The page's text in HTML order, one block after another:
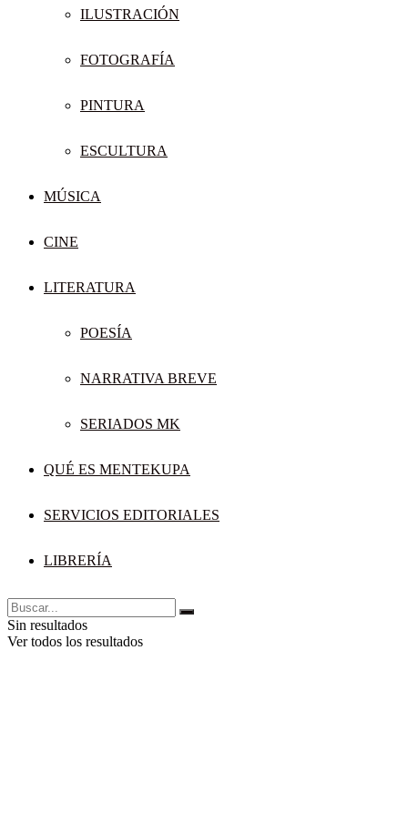
ILUSTRACIÓN
FOTOGRAFÍA
PINTURA
ESCULTURA
MÚSICA
CINE
LITERATURA
POESÍA
NARRATIVA BREVE
SERIADOS MK
QUÉ ES MENTEKUPA
SERVICIOS EDITORIALES
LIBRERÍA
Sin resultados
Ver todos los resultados